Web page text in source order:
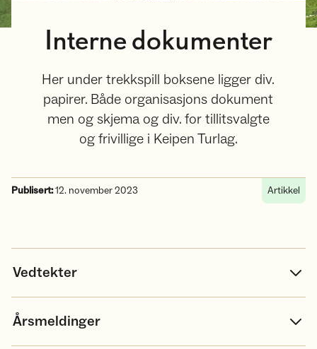
Interne dokumenter
Her under trekkspill boksene ligger div.
papirer. Både organisasjons dokument
men og skjema og div. for tillitsvalgte
og frivillige i Keipen Turlag.
Publisert:12. november 2023 Artikkel
Vedtekter
Årsmeldinger